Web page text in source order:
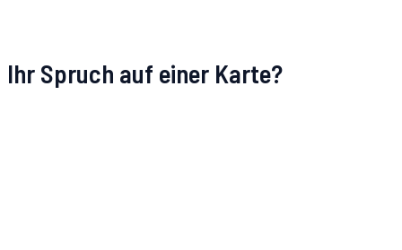
Ihr Spruch auf einer Karte?